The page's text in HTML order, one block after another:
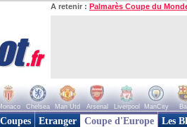
A retenir : Palmarès Coupe du
Chelsea Man Utd Arsenal Liverpool ManCity
Etranger Coupe d'Europe Les